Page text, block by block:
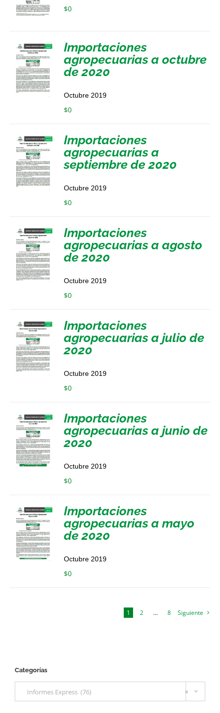
$0
Importaciones
agropecuarias a octubre
de 2020
Octubre 2019
$0
Importaciones
agropecuarias a
septiembre de 2020
Octubre 2019
$0
Importaciones
agropecuarias a agosto
de 2020
Octubre 2019
$0
Importaciones
agropecuarias a julio de
2020
Octubre 2019
$0
Importaciones
agropecuarias a junio de
2020
Octubre 2019
$0
Importaciones
agropecuarias a mayo
de 2020
Octubre 2019
$0
1 2 … 8 Siguiente
Categorías
×
Informes Express (76)